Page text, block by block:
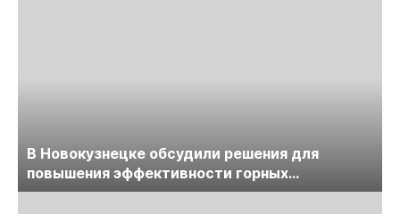
В Новокузнецке обсудили решения для
повышения эффективности горных
предприятий